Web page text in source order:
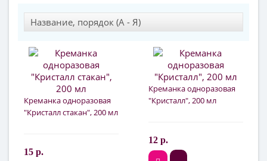
Креманка одноразовая
"Кристалл стакан", 200 мл
15 р.
Креманка одноразовая
"Кристалл", 200 мл
12 р.